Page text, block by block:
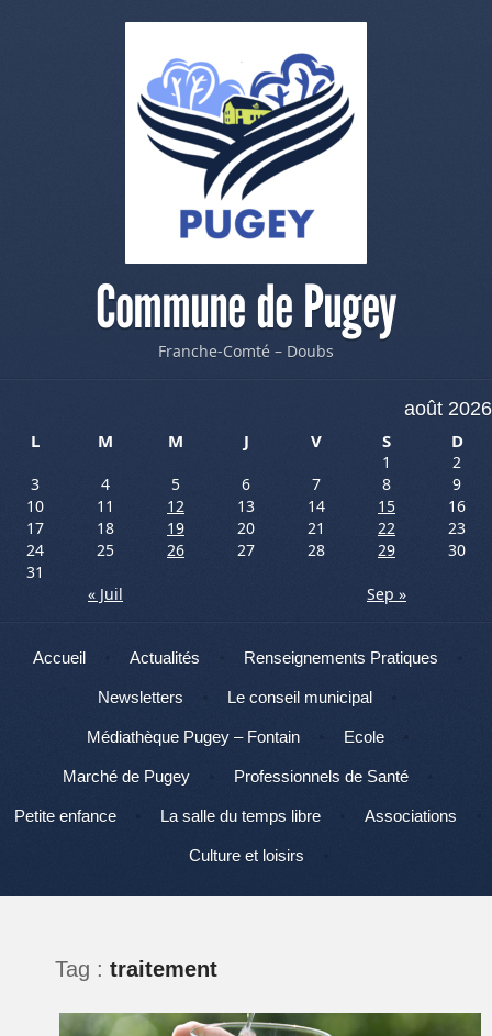
Commune de Pugey
Franche-Comté – Doubs
août 2026
L
M M J V S D
1
2
3
4 5 6 7 8
9
10
11 12 13 14 15
16
17
18 19 20 21 22
23
24
25 26 27 28 29
30
31
« Juil
Sep »
Menu
Aller au contenu
Accueil Actualités Renseignements Pratiques
Newsletters Le conseil municipal
Médiathèque Pugey – Fontain Ecole
Marché de Pugey Professionnels de Santé
Petite enfance La salle du temps libre Associations
Culture et loisirs
Tag : traitement